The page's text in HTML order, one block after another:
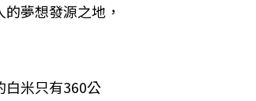
夢想發源之地，
白米只有360公